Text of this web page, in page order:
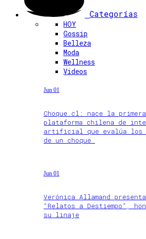
Categorías
HOY
Gossip
Belleza
Moda
Wellness
Videos
Jun 01
Choque.cl: nace la primera
plataforma chilena de
artificial que evalúa los
de un choque
Jun 01
Verónica Allamand
“Relatos a Destiempo”,
su linaje